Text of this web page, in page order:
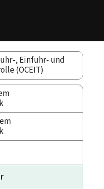
, Einfuhr- und
(OCEIT)